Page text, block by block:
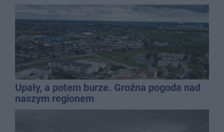
Upały, a potem burze. Groźna pogoda nad
naszym regionem